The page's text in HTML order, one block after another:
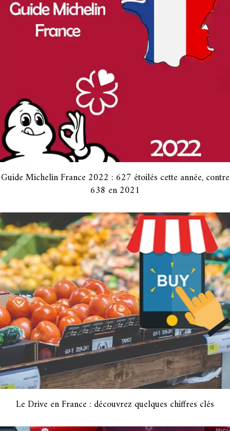
Guide Michelin France 2022 : 627 étoilés cette année, contre
638 en 2021
Le Drive en France : découvrez quelques chiffres clés